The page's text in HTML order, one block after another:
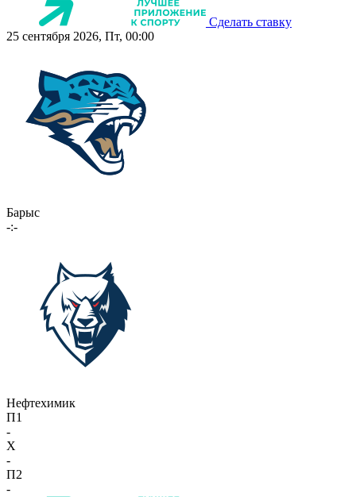
Сделать ставку
25 сентября 2026, Пт, 00:00
Барыс
-:-
Нефтехимик
П1
-
X
-
П2
-